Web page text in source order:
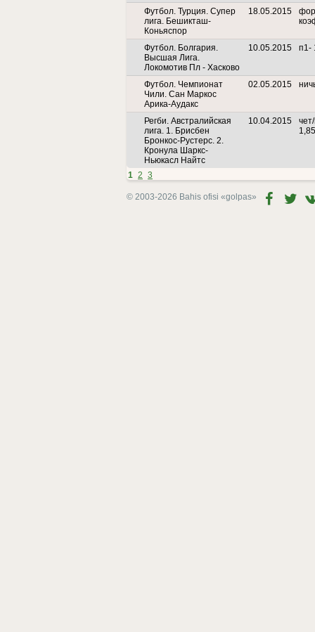
Футбол. Турция. Супер
лига. Бешикташ-
Коньяспор
18.05.2015
Футбол. Болгария.
Высшая Лига.
Локомотив Пл - Хасково
10.05.2015 п1-
Футбол. Чемпионат
Чили. Сан Маркос
Арика-Аудакс
02.05.2015
Регби. Австралийская
лига. 1. Брисбен
Бронкос-Рустерс. 2.
Кронула Шаркс-
Ньюкасл Найтс
10.04.2015
1 2 3
© 2003-2026 Bahis ofisi «golpas»